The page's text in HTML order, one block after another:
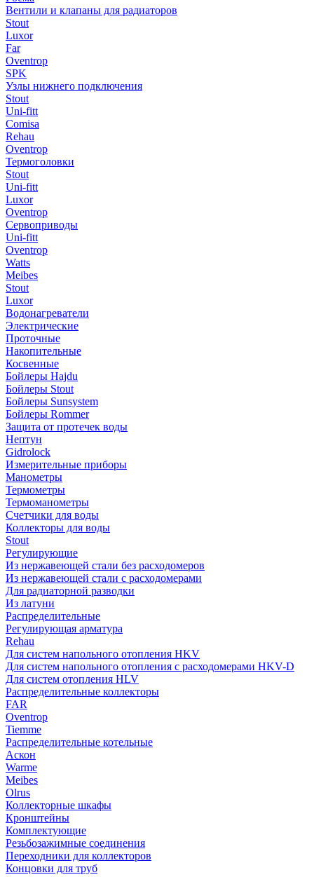
Вентили и клапаны для радиаторов
Stout
Luxor
Far
Oventrop
SPK
Узлы нижнего подключения
Stout
Uni-fitt
Comisa
Rehau
Oventrop
Термоголовки
Stout
Uni-fitt
Luxor
Oventrop
Сервоприводы
Uni-fitt
Oventrop
Watts
Meibes
Stout
Luxor
Водонагреватели
Электрические
Проточные
Накопительные
Косвенные
Бойлеры Hajdu
Бойлеры Stout
Бойлеры Sunsystem
Бойлеры Rommer
Защита от протечек воды
Нептун
Gidrolock
Измерительные приборы
Манометры
Термометры
Термоманометры
Счетчики для воды
Коллекторы для воды
Stout
Регулирующие
Из нержавеющей стали без расходомеров
Из нержавеющей стали с расходомерами
Для радиаторной разводки
Из латуни
Распределительные
Регулирующая арматура
Rehau
Для систем напольного отопления HKV
Для систем напольного отопления с расходомерами HKV-D
Для систем отопления HLV
Распределительные коллекторы
FAR
Oventrop
Tiemme
Распределительные котельные
Аскон
Warme
Meibes
Olrus
Коллекторные шкафы
Кронштейны
Комплектующие
Резьбозажимные соединения
Переходники для коллекторов
Концовки для труб